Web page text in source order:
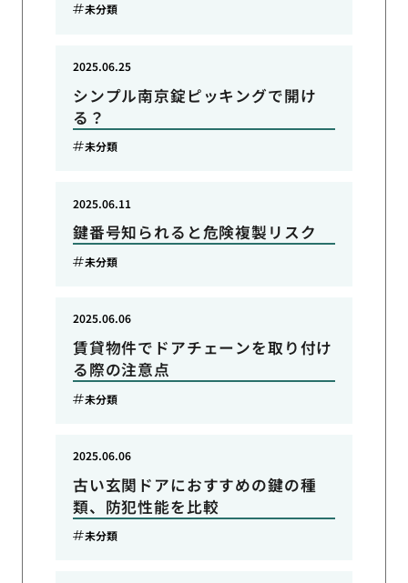
未分類
シンプル南京錠ピッキングで開け
る？
2025.06.25
未分類
鍵番号知られると危険複製リスク
2025.06.11
未分類
賃貸物件でドアチェーンを取り付け
る際の注意点
2025.06.06
未分類
古い玄関ドアにおすすめの鍵の種
類、防犯性能を比較
2025.06.06
未分類